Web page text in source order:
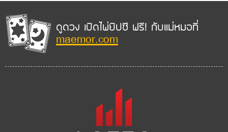
ดูดวง เปิดไพ่ยิปซี ฟรี! กับแม่หมอที่
maemor.com